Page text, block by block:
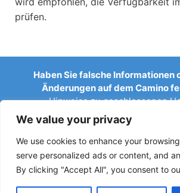
We value your privacy
We use cookies to enhance your
serve personalized ads or content, and
By clicking "Accept All", you consent to
prüfen.
Haben Sie falsche Informationen
Änderungen auf dem Camino
Hinweise zu geschlossenen
Überschwemmungen, Umleitungen,
anderen Änderungen helfen, den
halten.
Schreiben Sie uns an: